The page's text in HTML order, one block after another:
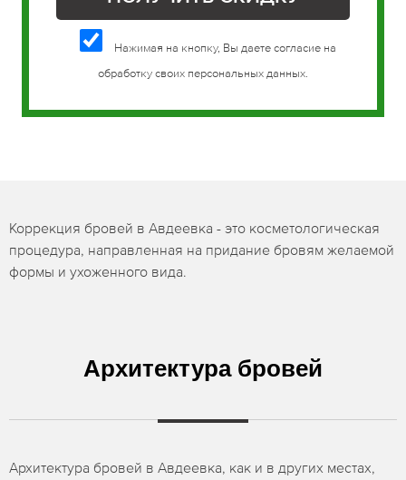
Нажимая на кнопку, Вы даете согласие на
обработку своих персональных данных.
Коррекция бровей в Авдеевка - это косметологическая
процедура, направленная на придание бровям желаемой
формы и ухоженного вида.
Архитектура бровей
Архитектура бровей в Авдеевка, как и в других местах,